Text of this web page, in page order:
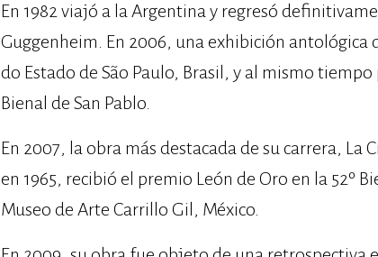
En 1982 viajó a la Argentina y regresó
Guggenheim. En 2006, una exhibición antológica
do Estado de São Paulo, Brasil, y al mismo
Bienal de San Pablo.
En 2007, la obra más destacada de su carrera, La
en 1965, recibió el premio León de Oro en la 52º
Museo de Arte Carrillo Gil, México.